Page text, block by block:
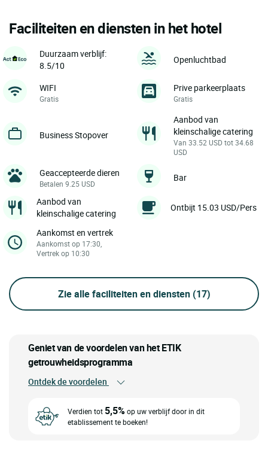
Faciliteiten en diensten in het hotel
Duurzaam verblijf:
8.5/10
Openluchtbad
WIFI
Gratis
Prive parkeerplaats
Gratis
Business Stopover
Aanbod van
kleinschalige catering
Van 33.52 USD tot 34.68
USD
Geaccepteerde dieren
Betalen 9.25 USD
Bar
Aanbod van
kleinschalige catering
Ontbijt 15.03 USD/Pers
Aankomst en vertrek
Aankomst op 17:30,
Vertrek op 10:30
Zie alle faciliteiten en diensten (17)
Geniet van de voordelen van het ETIK
getrouwheidsprogramma
Ontdek de voordelen
Verdien tot 5,5%op uw verblijf door in dit
etablissement te boeken!